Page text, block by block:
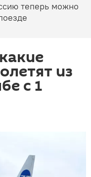
теперь можно
из
с 1